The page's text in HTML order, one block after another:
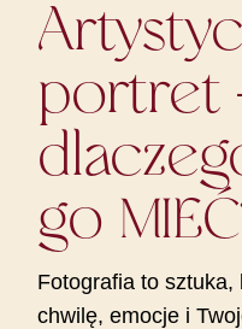
portret
go
Fotografia to
chwilę, emocje i